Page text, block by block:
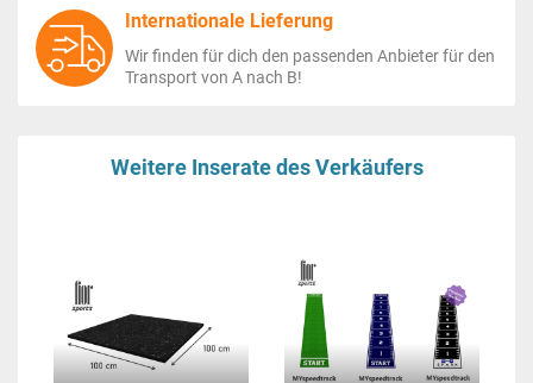
Internationale Lieferung
Wir finden für dich den passenden Anbieter für den
Transport von A nach B!
Weitere Inserate des Verkäufers